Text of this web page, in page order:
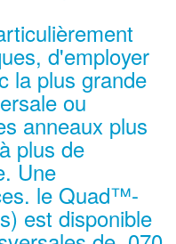
d'employer
la plus grande
ou
anneaux plus
plus de
Une
le Quad™-
est disponible